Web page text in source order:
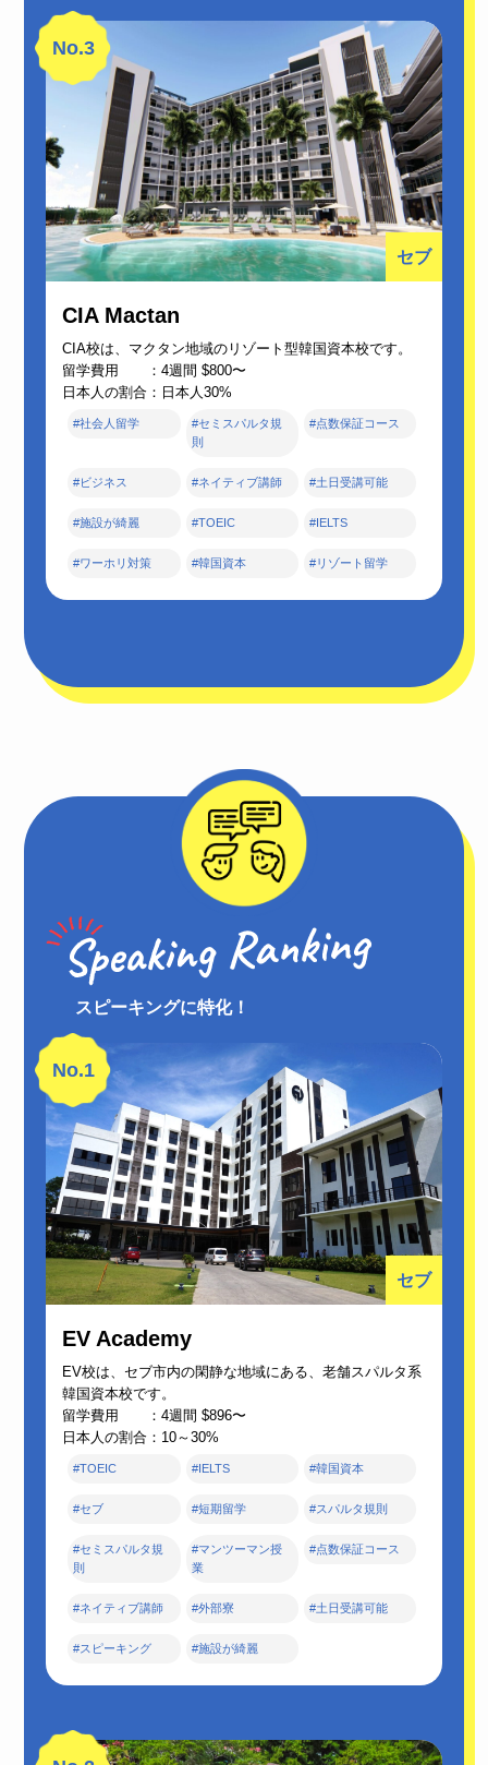
セブ
CIA Mactan
CIA校は、マクタン地域のリゾート型韓国資本校です。
留学費用 ：4週間 $800〜
日本人の割合：日本人30%
#社会人留学
#セミスパルタ規
則
#点数保証コース
#ビジネス #ネイティブ講師 #土日受講可能
#施設が綺麗 #TOEIC #IELTS
#ワーホリ対策 #韓国資本 #リゾート留学
No.3
スピーキングに特化！
セブ
EV Academy
EV校は、セブ市内の閑静な地域にある、老舗スパルタ系
韓国資本校です。
留学費用 ：4週間 $896〜
日本人の割合：10～30%
#TOEIC #IELTS #韓国資本
#セブ #短期留学 #スパルタ規則
#セミスパルタ規
則
#マンツーマン授
業
#点数保証コース
#ネイティブ講師 #外部寮 #土日受講可能
#スピーキング #施設が綺麗
No.1